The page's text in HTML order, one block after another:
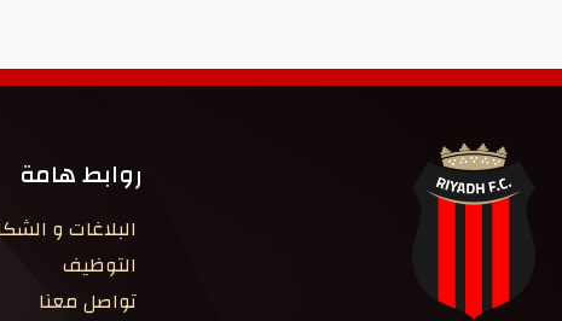
روابط هامة
البلاغات و
التوظيف
تواصل معنا